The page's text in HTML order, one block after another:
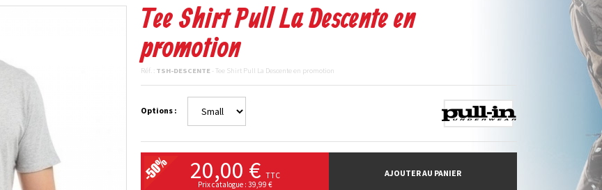
Tee Shirt Pull La Descente en
promotion
Réf. : TSH-DESCENTE - Tee Shirt Pull La Descente en promotion
Options :
20,00 € TTC
Prix catalogue : 39,99 €
AJOUTER AU PANIER